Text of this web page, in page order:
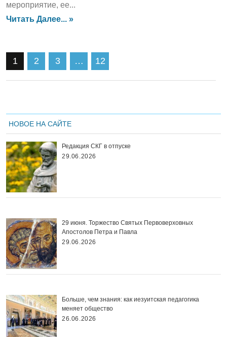
мероприятие, ее...
Читать Далее... »
1 2 3 … 12
НОВОЕ НА САЙТЕ
Редакция СКГ в отпуске
29.06.2026
29 июня. Торжество Святых Первоверховных
Апостолов Петра и Павла
29.06.2026
Больше, чем знания: как иезуитская педагогика
меняет общество
26.06.2026